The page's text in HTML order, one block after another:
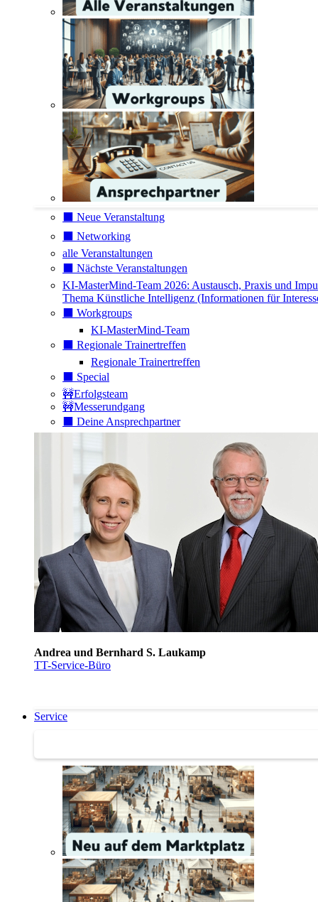
⬛️ Neue Veranstaltung
⬛️ Networking
alle Veranstaltungen
⬛️ Nächste Veranstaltungen
KI-MasterMind-Team 2026: Austausch, Praxis und
Thema Künstliche Intelligenz (Informationen für
⬛️ Workgroups
KI-MasterMind-Team
⬛️ Regionale Trainertreffen
Regionale Trainertreffen
⬛️ Special
🚧Erfolgsteam
🚧Messerundgang
⬛️ Deine Ansprechpartner
Andrea und Bernhard S. Laukamp
TT-Service-Büro
Service